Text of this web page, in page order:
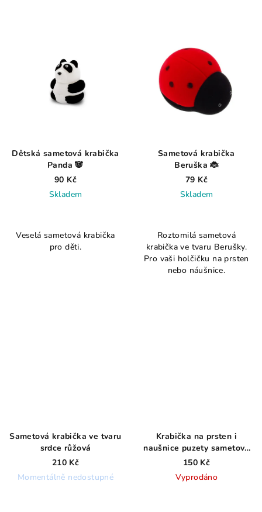
Dětská sametová krabička
Panda 🐼
90 Kč
Skladem
Veselá sametová krabička
pro děti.
Sametová krabička
Beruška 🐞
79 Kč
Skladem
Roztomilá sametová
krabička ve tvaru Berušky.
Pro vaši holčičku na prsten
nebo náušnice.
Sametová krabička ve tvaru
srdce růžová
210 Kč
Momentálně nedostupné
Krabička na prsten i
naušnice puzety sametová
růžová
150 Kč
Vyprodáno